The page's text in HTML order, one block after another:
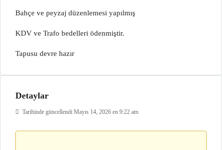
Bahçe ve peyzaj düzenlemesi yapılmış
KDV ve Trafo bedelleri ödenmiştir.
Tapusu devre hazır
Detaylar
Tarihinde güncellendi Mayıs 14, 2026 en 9:22 am